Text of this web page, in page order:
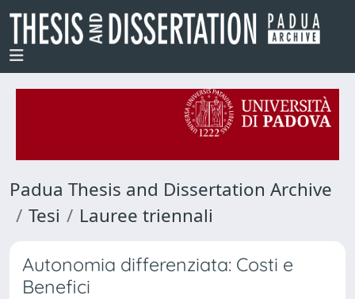
Padua Thesis and Dissertation Archive
Tesi
Lauree triennali
Autonomia differenziata: Costi e
Benefici